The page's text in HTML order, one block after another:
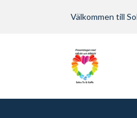
Välkommen till